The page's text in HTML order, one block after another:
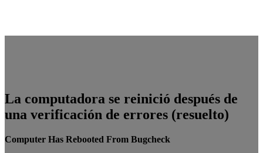
La computadora se reinició después de
una verificación de errores (resuelto)
Computer Has Rebooted From Bugcheck